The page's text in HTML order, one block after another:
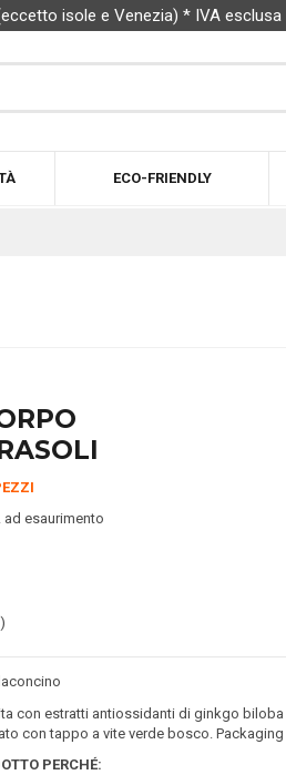
isole e Venezia) * IVA esclusa
ECO-FRIENDLY
ad esaurimento
)
con estratti antiossidanti di ginkgo biloba
con tappo a vite verde bosco.
PERCHÉ: